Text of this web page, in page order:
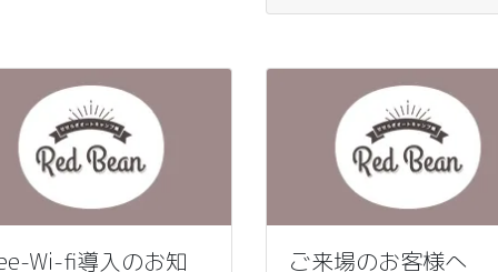
Wi-fi導入のお知
ご来場のお客様へ